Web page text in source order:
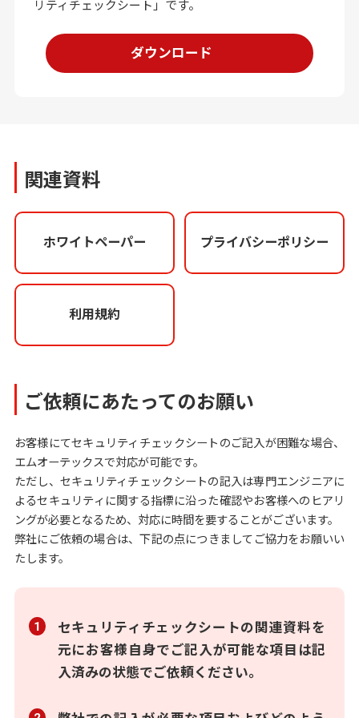
リティチェックシート」です。
ダウンロード
関連資料
ホワイトペーパー プライバシーポリシー
利用規約
ご依頼にあたってのお願い
お客様にてセキュリティチェックシートのご記入が困難な場合、
エムオーテックスで対応が可能です。
ただし、セキュリティチェックシートの記入は専門エンジニアに
よるセキュリティに関する指標に沿った確認やお客様へのヒアリ
ングが必要となるため、対応に時間を要することがございます。
弊社にご依頼の場合は、下記の点につきましてご協力をお願いい
たします。
セキュリティチェックシートの関連資料を
元にお客様自身でご記入が可能な項目は記
入済みの状態でご依頼ください。